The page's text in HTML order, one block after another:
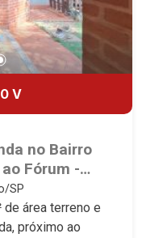
V
no Bairro
Fórum -
SP
área terreno e
próximo ao